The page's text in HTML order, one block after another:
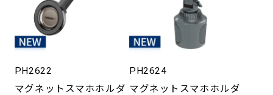
PH2622
マグネットスマホホルダ
PH2624
マグネットスマホホルダ